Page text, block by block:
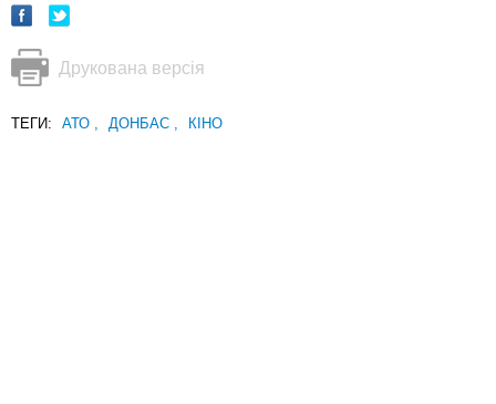
Друкована версія
ТЕГИ: АТО ДОНБАС КІНО